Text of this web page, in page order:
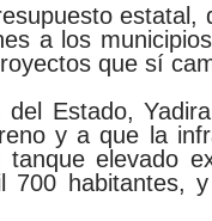
a los
que sí
Estado,
y a que la
elevado
700 habitantes,